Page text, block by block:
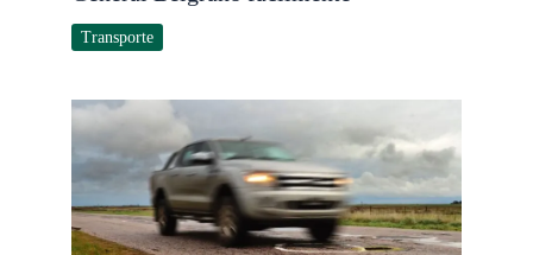
Transporte